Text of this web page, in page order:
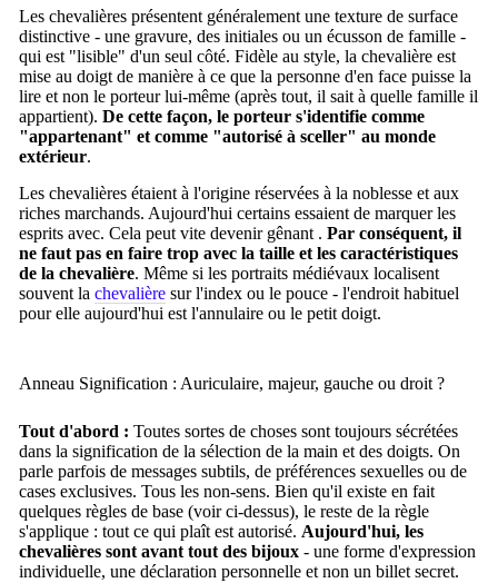
Les chevalières présentent généralement une texture de surface
distinctive - une gravure, des initiales ou un écusson de famille -
qui est "lisible" d'un seul côté. Fidèle au style, la chevalière est
mise au doigt de manière à ce que la personne d'en face puisse la
lire et non le porteur lui-même (après tout, il sait à quelle famille il
appartient). De cette façon, le porteur s'identifie comme
"appartenant" et comme "autorisé à sceller" au monde
extérieur.
Les chevalières étaient à l'origine réservées à la noblesse et aux
riches marchands. Aujourd'hui certains essaient de marquer les
esprits avec. Cela peut vite devenir gênant . Par conséquent, il
ne faut pas en faire trop avec la taille et les caractéristiques
de la chevalière. Même si les portraits médiévaux localisent
souvent la chevalière sur l'index ou le pouce - l'endroit habituel
pour elle aujourd'hui est l'annulaire ou le petit doigt.
Anneau Signification : Auriculaire, majeur, gauche ou droit ?
Tout d'abord : Toutes sortes de choses sont toujours sécrétées
dans la signification de la sélection de la main et des doigts. On
parle parfois de messages subtils, de préférences sexuelles ou de
cases exclusives. Tous les non-sens. Bien qu'il existe en fait
quelques règles de base (voir ci-dessus), le reste de la règle
s'applique : tout ce qui plaît est autorisé. Aujourd'hui, les
chevalières sont avant tout des bijoux - une forme d'expression
individuelle, une déclaration personnelle et non un billet secret.